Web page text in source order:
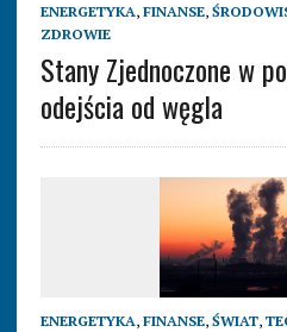
ENERGETYKA, FINANSE,
ZDROWIE
Stany Zjednoczone w
odejścia od węgla
ENERGETYKA, FINANSE, ŚWIAT,